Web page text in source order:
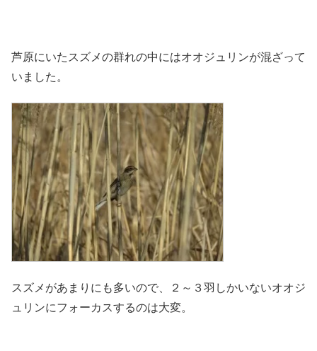
芦原にいたスズメの群れの中にはオオジュリンが混ざって
いました。
スズメがあまりにも多いので、２～３羽しかいないオオジ
ュリンにフォーカスするのは大変。